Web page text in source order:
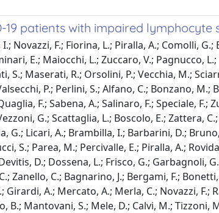
19 patients with impaired
Novazzi, F.; Fiorina, L.; Piralla, A.; Comolli,
E.; Maiocchi, L.; Zuccaro, V.; Pagnucco,
S.; Maserati, R.; Orsolini, P.; Vecchia, M.;
P.; Perlini, S.; Alfano, C.; Bonzano,
F.; Sabena, A.; Salinaro, F.; Speciale,
G.; Scattaglia, L.; Boscolo, E.; Zattera,
G.; Licari, A.; Brambilla, I.; Barbarini, D.;
S.; Parea, M.; Percivalle, E.; Piralla, A.;
D.; Dossena, L.; Frisco, G.;
Zanello, C.; Bagnarino, J.; Bergami, F.;
Girardi, A.; Mercato, A.; Merla, C.; Novazzi,
B.; Mantovani, S.; Mele, D.; Calvi, M.;